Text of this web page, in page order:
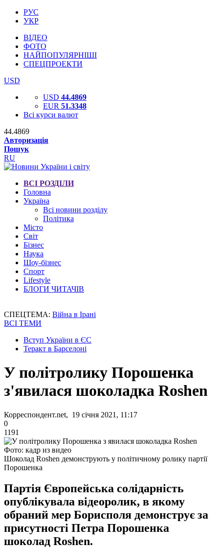
РУС
УКР
ВІДЕО
ФОТО
НАЙПОПУЛЯРНІШІ
СПЕЦПРОЕКТИ
USD
USD 44.4869
EUR 51.3348
Всі курси валют
44.4869
Авторизація
Пошук
RU
ВСІ РОЗДІЛИ
Головна
Україна
Всі новини розділу
Політика
Місто
Світ
Бізнес
Наука
Шоу-бізнес
Спорт
Lifestyle
БЛОГИ ЧИТАЧІВ
СПЕЦТЕМА: Війна в Ірані
ВСІ ТЕМИ
Вступ України в ЄС
Теракт в Барселоні
У політролику Порошенка
з'явилася шоколадка Roshen
Корреспондент.net, 19 січня 2021, 11:17
0
1191
Фото: кадр из видео
Шоколад Roshen демонструють у політичному ролику партії
Порошенка
Партія Європейська солідарність
опублікувала відеоролик, в якому
обраний мер Борисполя демонструє за
присутності Петра Порошенка
шоколад Roshen.